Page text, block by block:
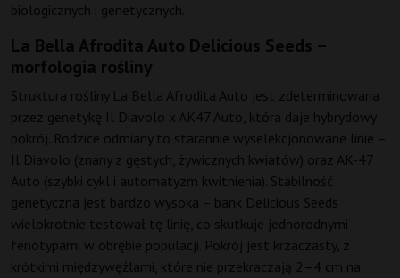
biologicznych i genetycznych.
La Bella Afrodita Auto Delicious Seeds –
morfologia rośliny
Struktura rośliny La Bella Afrodita Auto jest zdeterminowana
przez genetykę Il Diavolo x AK47 Auto, która daje hybrydowy
pokrój. Rodzice odmiany to starannie wyselekcjonowane linie –
Il Diavolo (znany z gęstych, żywicznych kwiatów) oraz AK-47
Auto (szybki cykl i automatyzm kwitnienia). Stabilność
genetyczna jest bardzo wysoka – bank Delicious Seeds
wielokrotnie testował tę linię, co skutkuje jednorodnymi
fenotypami w obrębie populacji. Pokrój jest krzaczasty, z
krótkimi międzywęźlami, które nie przekraczają 2–4 cm na